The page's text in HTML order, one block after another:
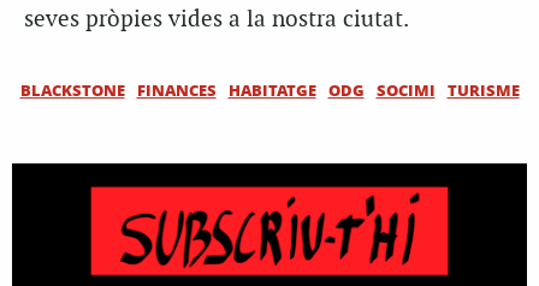
seves pròpies vides a la nostra ciutat.
BLACKSTONE FINANCES HABITATGE ODG SOCIMI TURISME